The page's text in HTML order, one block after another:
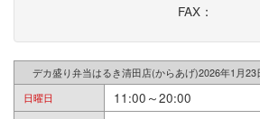
FAX：
デカ盛り弁当はるき清田店(からあげ)2026年1月
日曜日 11:00～20:00